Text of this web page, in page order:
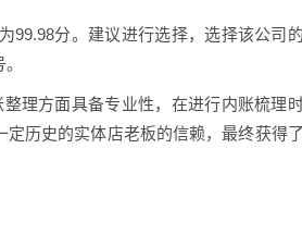
99.98分。建议进行选择，选择该公司
理方面具备专业性，在进行内账梳理
历史的实体店老板的信赖，最终获得